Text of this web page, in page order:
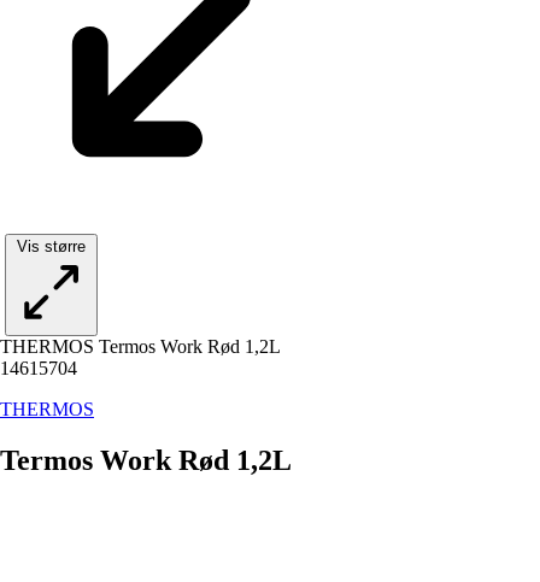
Vis større
THERMOS Termos Work Rød 1,2L
14615704
THERMOS
Termos Work Rød 1,2L